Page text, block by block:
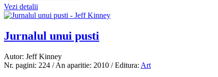
Vezi detalii
Jurnalul unui pusti
Autor: Jeff Kinney
Nr. pagini: 224 / An aparitie: 2010 / Editura: Art